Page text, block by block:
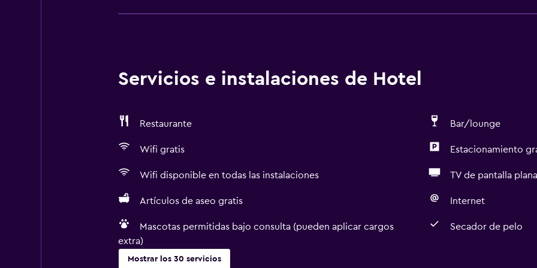
Servicios e instalaciones de Hotel
Restaurante Bar/lounge
Wifi gratis Estacionamiento
Wifi disponible en todas las instalaciones TV de pantalla plana
Artículos de aseo gratis Internet
Mascotas permitidas bajo consulta (pueden aplicar cargos
extra)
Secador de pelo
Mostrar los 30 servicios